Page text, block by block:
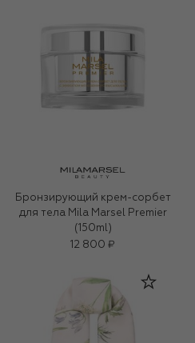
Бронзирующий крем-сорбет
для тела Mila Marsel Premier
(150ml)
12 800 ₽